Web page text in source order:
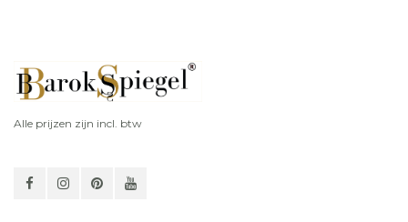
Alle prijzen zijn incl. btw